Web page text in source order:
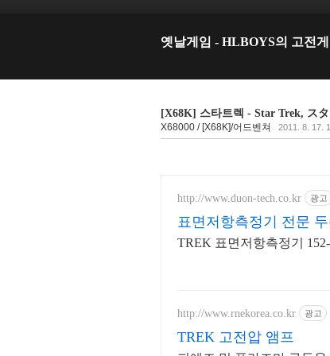
옛날게임 - HLBOYS의 고전게
[X68K] 스타트렉 - Star Trek, ス
X68000 / [X68K]/어드벤쳐 2011. 8. 17.
http://www.duon-tech.co.kr 광고
표면저항측정기 전문
TREK 표면저항측정기
http://www.rnekorea.co.kr 광고
TREK 고전압 앰프